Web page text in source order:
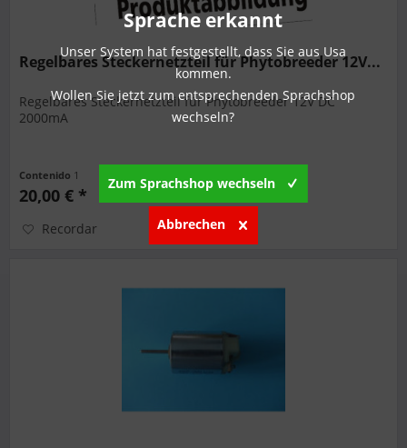
Regelbares Steckernetzteil für Phytobreeder 12V...
Regelbares Steckernetzteil für Phytobreeder 12V DC
2000mA
Contenido 1
20,00 € *
Recordar
Sprache erkannt
Unser System hat festgestellt, dass Sie aus Usa
kommen.
Wollen Sie jetzt zum entsprechenden Sprachshop
wechseln?
Zum Sprachshop wechseln
Abbrechen